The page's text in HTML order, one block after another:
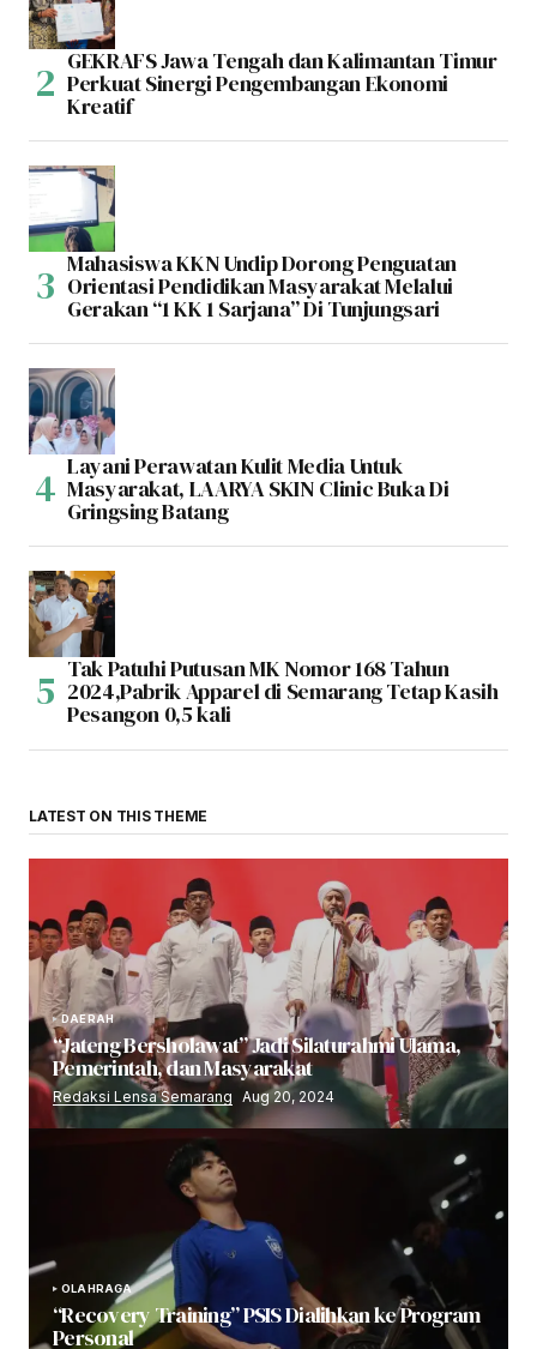
GEKRAFS Jawa Tengah dan Kalimantan Timur
Perkuat Sinergi Pengembangan Ekonomi
Kreatif
Mahasiswa KKN Undip Dorong Penguatan
Orientasi Pendidikan Masyarakat Melalui
Gerakan “1 KK 1 Sarjana” Di Tunjungsari
Layani Perawatan Kulit Media Untuk
Masyarakat, LAARYA SKIN Clinic Buka Di
Gringsing Batang
Tak Patuhi Putusan MK Nomor 168 Tahun
2024,Pabrik Apparel di Semarang Tetap Kasih
Pesangon 0,5 kali
LATEST ON THIS THEME
DAERAH
“Jateng Bersholawat” Jadi Silaturahmi Ulama,
Pemerintah, dan Masyarakat
Redaksi Lensa Semarang Aug 20, 2024
OLAHRAGA
“Recovery Training” PSIS Dialihkan ke Program
Personal